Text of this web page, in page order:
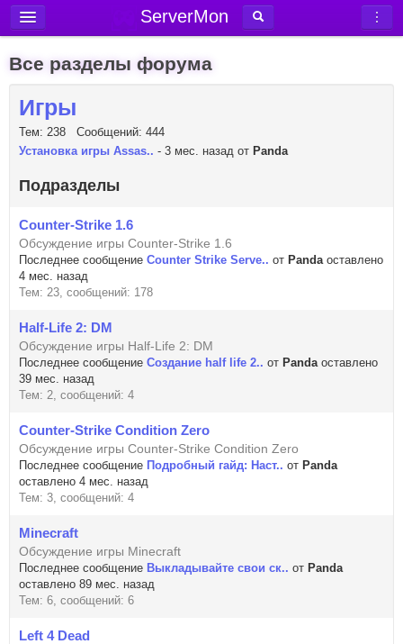
ServerMon
Новости
Блог
Форум
Вход в аккаунт
Все разделы форума
Игры
Тем: 238 Сообщений: 444
Установка игры Assas.. - 3 мес. назад от Panda
Подразделы
Counter-Strike 1.6
Обсуждение игры Counter-Strike 1.6
Последнее сообщение Counter Strike Serve.. от Pandaоставлено
4 мес. назад
Тем: 23, сообщений: 178
Half-Life 2: DM
Обсуждение игры Half-Life 2: DM
Последнее сообщение Создание half life 2.. от Pandaоставлено
39 мес. назад
Тем: 2, сообщений: 4
Counter-Strike Condition Zero
Обсуждение игры Counter-Strike Condition Zero
Последнее сообщение Подробный гайд: Наст.. от Panda
оставлено 4 мес. назад
Тем: 3, сообщений: 4
Minecraft
Обсуждение игры Minecraft
Последнее сообщение Выкладывайте свои ск.. от Panda
оставлено 89 мес. назад
Тем: 6, сообщений: 6
Left 4 Dead